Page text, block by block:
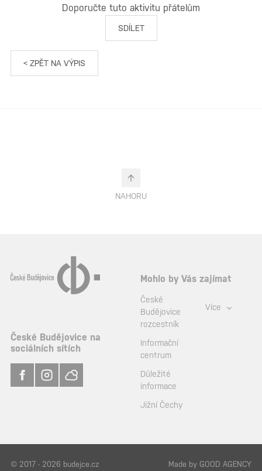
Doporučte tuto aktivitu přátelům
SDÍLET
< ZPĚT NA VÝPIS
NAHORU
České Budějovice na
sociálních sítích
Mohlo by Vás zajímat
České
Budějovice
rozcestník
Informační
centrum
Důležité
informace
Jižní Čechy
Více
© 2017 - 2026 budejce.cz Made by GOOD AGENCY